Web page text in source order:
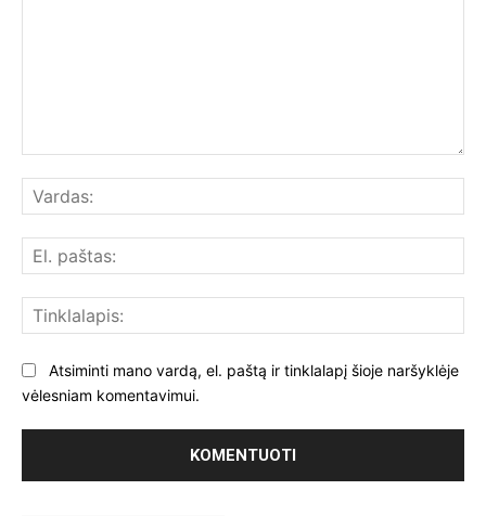
Atsiminti mano vardą, el. paštą ir tinklalapį šioje naršyklėje
vėlesniam komentavimui.